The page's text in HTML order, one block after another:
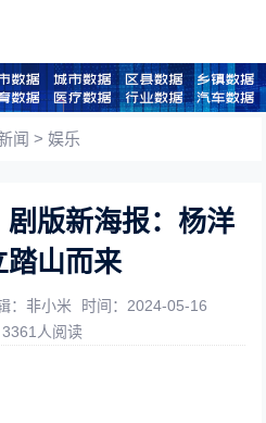
闻 >娱乐
剧版新海报：杨洋
踏山而来
：非小米
时间：2024-05-16
3361人阅读